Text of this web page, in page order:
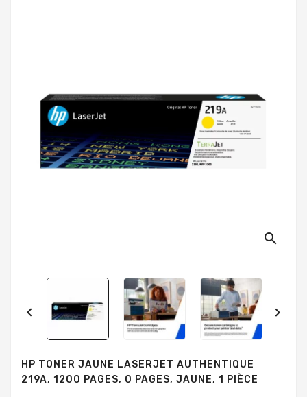
search
 
HP TONER JAUNE LASERJET AUTHENTIQUE
219A, 1200 PAGES, 0 PAGES, JAUNE, 1 PIÈCE